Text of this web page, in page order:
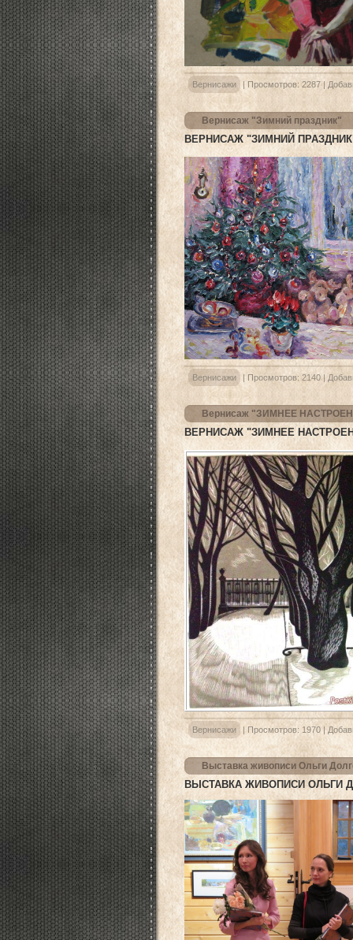
Вернисажи | Просмотров: 2287|
Вернисаж "Зимний праздник"
ВЕРНИСАЖ "ЗИМНИЙ
Вернисажи | Просмотров: 2140|
Вернисаж "ЗИМНЕЕ
ВЕРНИСАЖ "ЗИМНЕЕ
Вернисажи | Просмотров: 1970 |
Выставка живописи Ольги
ВЫСТАВКА ЖИВОПИСИ ОЛЬГИ